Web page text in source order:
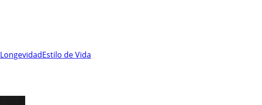
LongevidadEstilo de Vida